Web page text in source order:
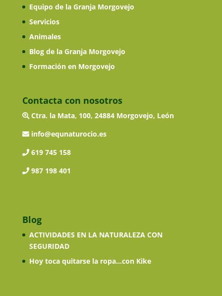
Equipo de la Granja Morgovejo
Servicios
Animales
Blog de la Granja Morgovejo
Formación en Morgovejo
Contacta con nosotros
Ctra. la Mata, 100, 24884 Morgovejo, León
info@equnaturocio.es
619 745 158
987 198 401
Blog
ACTIVIDADES EN LA NATURALEZA CON
SEGURIDAD
Hoy toca quitarse la ropa…con Kike